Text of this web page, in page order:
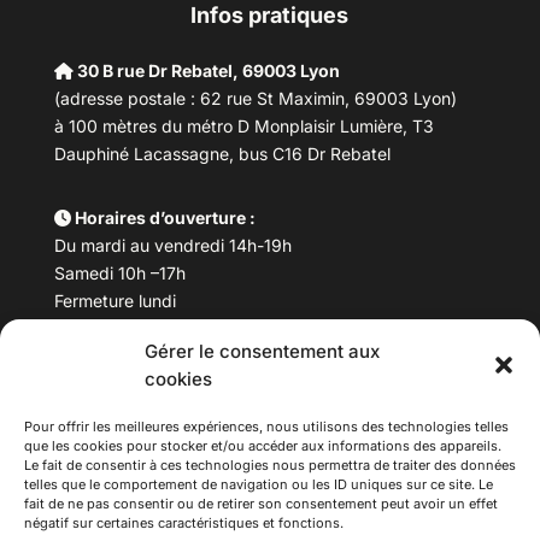
Gérer le consentement aux
cookies
Pour offrir les meilleures expériences, nous utilisons des technologies telles
que les cookies pour stocker et/ou accéder aux informations des appareils.
Le fait de consentir à ces technologies nous permettra de traiter des données
telles que le comportement de navigation ou les ID uniques sur ce site. Le
fait de ne pas consentir ou de retirer son consentement peut avoir un effet
négatif sur certaines caractéristiques et fonctions.
Infos pratiques
30 B rue Dr Rebatel, 69003 Lyon
(adresse postale : 62 rue St Maximin, 69003 Lyon)
à 100 mètres du métro D Monplaisir Lumière, T3
Dauphiné Lacassagne, bus C16 Dr Rebatel
Horaires d’ouverture :
Du mardi au vendredi 14h-19h
Samedi 10h –17h
Fermeture lundi
Téléphone : 04 78 53 06 40
maisondesculturesasiatiques@asiexpo.com